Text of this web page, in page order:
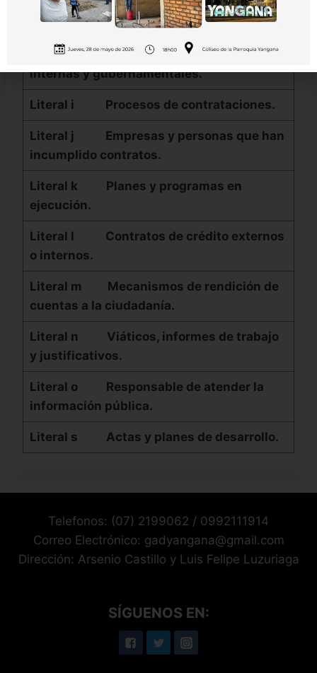
FLUJO DE EFECTIVO.
Literal hResultados de auditorías
internas y gubernamentales.
Literal i Procesos de contrataciones.
Literal j Empresas y personas que han
incumplido contratos.
Literal k Planes y programas en
ejecución.
Literal l Contratos de crédito externos
o internos.
Literal m Mecanismos de rendición de
cuentas a la ciudadanía.
Literal n Viáticos, informes de trabajo
y justificativos.
Literal o Responsable de atender la
información pública.
Literal s Actas y planes de desarrollo.
Telefonos: (07) 2199062 / 0992111914
Correo Electrónico: gadyangana@gmail.com
Dirección: Arsenio Castillo y Luis Felipe Luzuriaga
SÍGUENOS EN: